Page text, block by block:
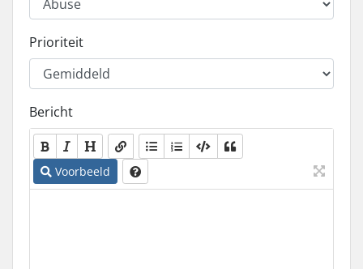
Prioriteit
Bericht
Voorbeeld